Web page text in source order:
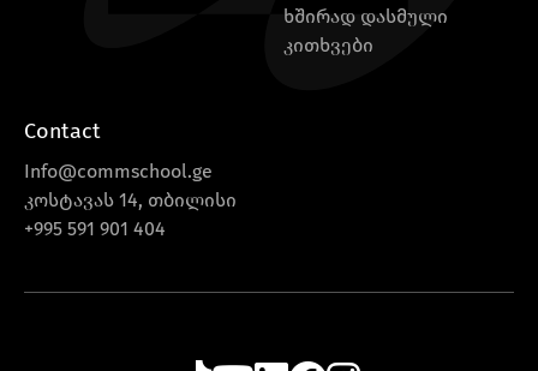
ხშირად დასმული
კითხვები
Contact
Info@commschool.ge
კოსტავას 14, თბილისი
+995 591 901 404